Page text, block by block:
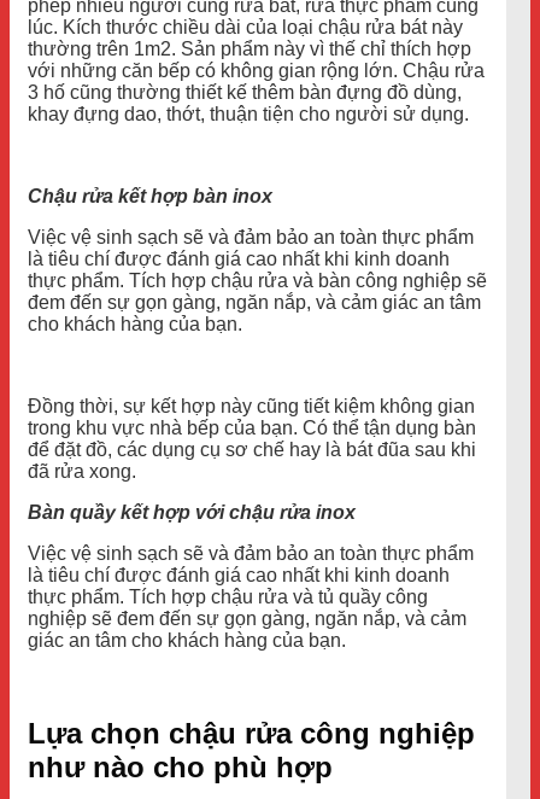
phép nhiều người cùng rửa bát, rửa thực phẩm cùng
lúc. Kích thước chiều dài của loại chậu rửa bát này
thường trên 1m2. Sản phẩm này vì thế chỉ thích hợp
với những căn bếp có không gian rộng lớn. Chậu rửa
3 hố cũng thường thiết kế thêm bàn đựng đồ dùng,
khay đựng dao, thớt, thuận tiện cho người sử dụng.
Chậu rửa kết hợp bàn inox
Việc vệ sinh sạch sẽ và đảm bảo an toàn thực phẩm
là tiêu chí được đánh giá cao nhất khi kinh doanh
thực phẩm. Tích hợp chậu rửa và bàn công nghiệp sẽ
đem đến sự gọn gàng, ngăn nắp, và cảm giác an tâm
cho khách hàng của bạn.
Đồng thời, sự kết hợp này cũng tiết kiệm không gian
trong khu vực nhà bếp của bạn. Có thể tận dụng bàn
để đặt đồ, các dụng cụ sơ chế hay là bát đũa sau khi
đã rửa xong.
Bàn quầy kết hợp với chậu rửa inox
Việc vệ sinh sạch sẽ và đảm bảo an toàn thực phẩm
là tiêu chí được đánh giá cao nhất khi kinh doanh
thực phẩm. Tích hợp chậu rửa và tủ quầy công
nghiệp sẽ đem đến sự gọn gàng, ngăn nắp, và cảm
giác an tâm cho khách hàng của bạn.
Lựa chọn chậu rửa công nghiệp
như nào cho phù hợp